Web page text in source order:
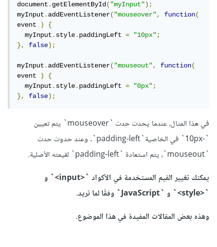
document.getElementById("myInput");
myInput.addEventListener("mouseover", function(
event )
{
  myInput
.style.paddingLeft = "10px";
},
false);
myInput.addEventListener("mouseout", function(
event )
{
  myInput
.style.paddingLeft = "0px";
},
false);
في هذا المثال، عندما يحدث حدث `mouseover` يتم تعيين
`-10px` في الخاصية`padding-left`. وعند حدوث حدث
`mouseout`، يتم استعادة `padding-left` لقيمته الأصلية.
يمكنك تغيير القيم المستخدمة في الأكواد `<input>` و
`<style>` و `JavaScript` وفقًا لما تريد.
وهذه بعض المقالات المفيدة في هذا الموضوع.